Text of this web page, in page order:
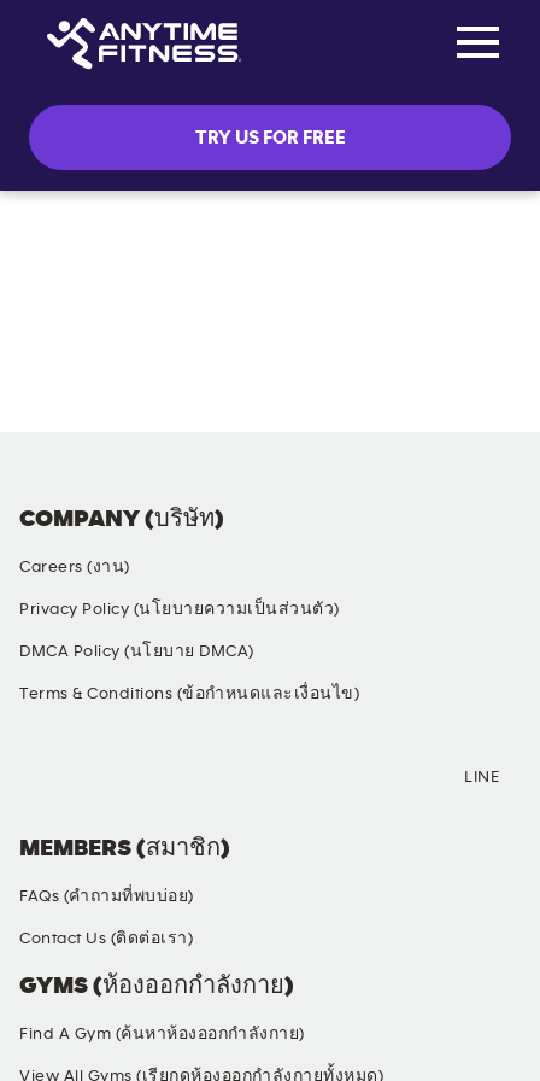
TRY US FOR FREE
COMPANY (บริษัท)
Careers (งาน)
Privacy Policy (นโยบายความเป็นส่วนตัว)
DMCA Policy (นโยบาย DMCA)
Terms & Conditions (ข้อกำหนดและเงื่อนไข)
GYMS (ห้องออกกำลังกาย)
Find A Gym (ค้นหาห้องออกกำลังกาย)
View All Gyms (เรียกดูห้องออกกำลังกายทั้งหมด)
MEMBERS (สมาชิก)
FAQs (คำถามที่พบบ่อย)
Contact Us (ติดต่อเรา)
LINE